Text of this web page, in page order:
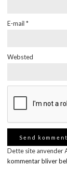
E-mail *
Websted
Dette site anvender
kommentar bliver